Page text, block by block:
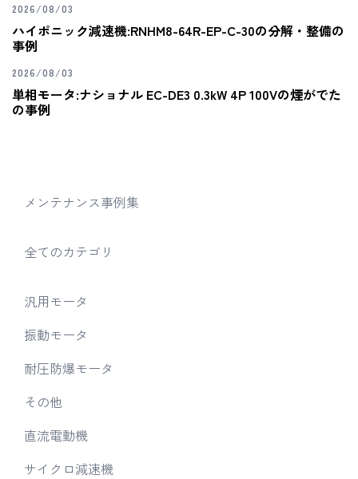
2026/08/03
ハイポニック減速機:RNHM8-64R-EP-C-30の分解・整備の
事例
2026/08/03
単相モータ:ナショナル EC-DE3 0.3kW 4P 100Vの煙がでた
の事例
メンテナンス事例集
全てのカテゴリ
汎用モータ
振動モータ
耐圧防爆モータ
その他
直流電動機
サイクロ減速機